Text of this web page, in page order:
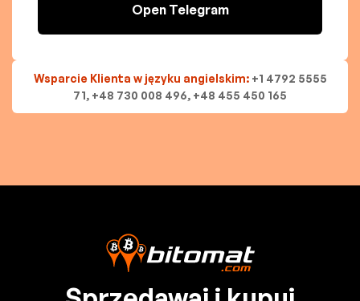
Open Telegram
Wsparcie Klienta w języku angielskim: +1 4792 5555
71, +48 730 008 496, +48 455 450 165